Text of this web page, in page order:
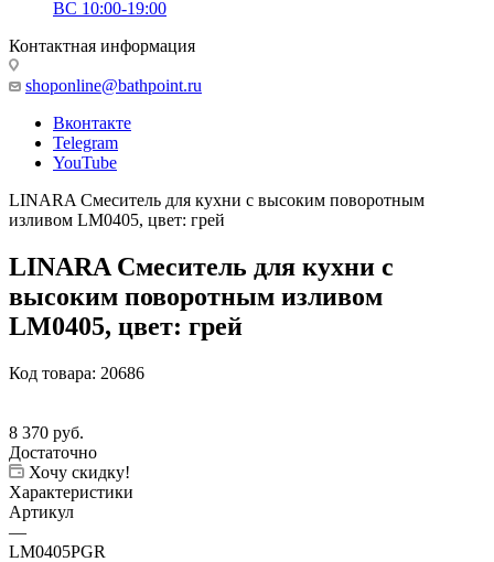
ВС 10:00-19:00
Контактная информация
shoponline@bathpoint.ru
Вконтакте
Telegram
YouTube
LINARA Смеситель для кухни с высоким поворотным
изливом LM0405, цвет: грей
LINARA Смеситель для кухни с
высоким поворотным изливом
LM0405, цвет: грей
Код товара: 20686
8 370 руб.
Достаточно
Хочу скидку!
Характеристики
Артикул
—
LM0405PGR